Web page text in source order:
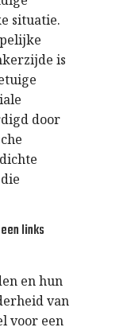
situatie.
is
door
links
en hun
van
voor een